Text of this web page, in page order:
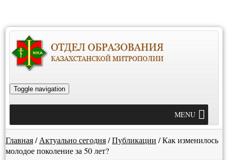
Toggle navigation
MENU
Главная/ Актуально сегодня/Публикации /Как изменилось
молодое поколение за 50 лет?